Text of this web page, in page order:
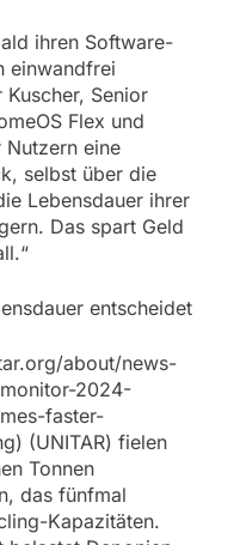
ihren Software-
einwandfrei
Senior
Flex und
eine
selbst über die
Lebensdauer ihrer
Das spart Geld
entscheidet
about/news-
2024-
faster-
(UNITAR) fielen
Tonnen
das fünfmal
Kapazitäten.